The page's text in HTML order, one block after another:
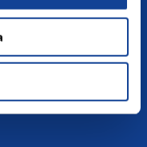
Helsinki